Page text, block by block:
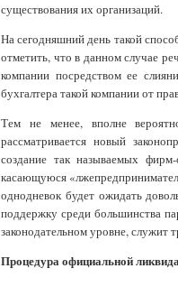
существования их организаций.
На сегодняшний день такой
отметить, что в данном случае
компании посредством ее
бухгалтера такой компании от
Тем не менее, вполне
рассматривается новый
создание так называемых
касающуюся
однодневок будет ожидать
поддержку среди большинства
законодательном уровне,
Процедура официальной